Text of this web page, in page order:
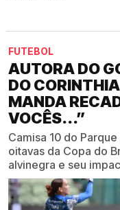
FUTEBOL
AUTORA DO
DO
MANDA
VOCÊS...”
Camisa 10 do
oitavas da Copa do
alvinegra e seu